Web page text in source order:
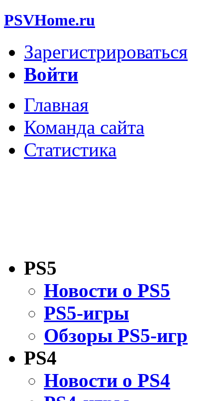
PSVHome.ru
Зарегистрироваться
Войти
Главная
Команда сайта
Статистика
PS5
Новости о PS5
PS5-игры
Обзоры PS5-игр
PS4
Новости о PS4